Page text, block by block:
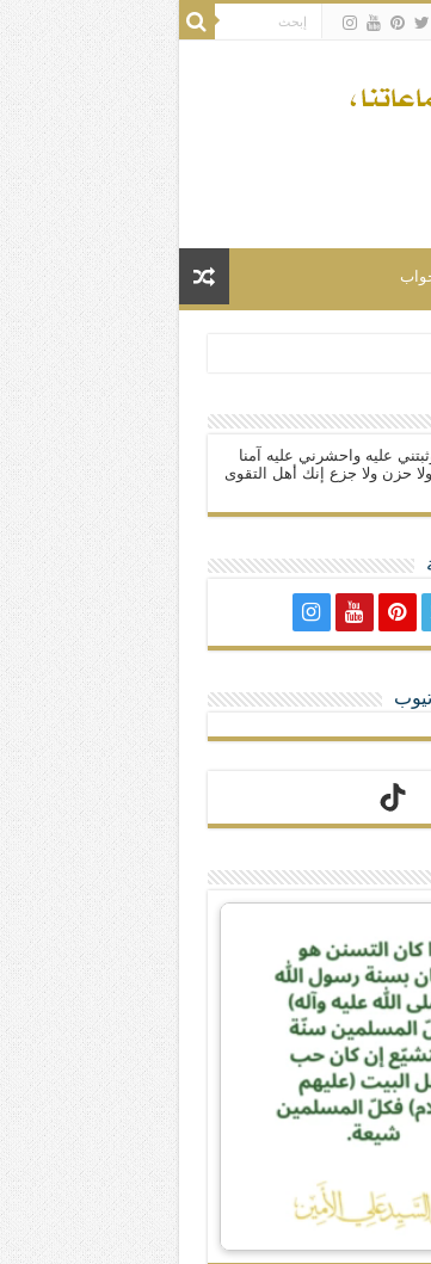
شيعة.
أنساب و أديان
عليه واحشرني عليه آمنا
حزن ولا جزع إنك أهل التقوى